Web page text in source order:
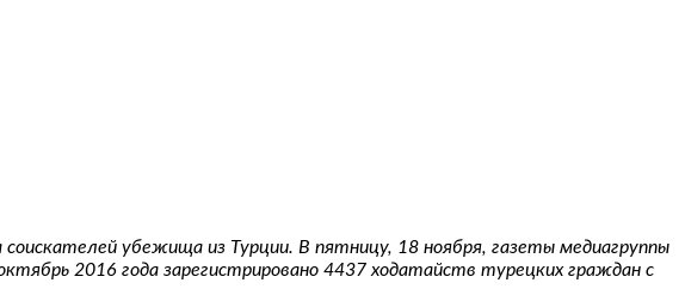
убежища из Турции. В пятницу, 18 ноября, газеты медиагруппы
2016 года зарегистрировано 4437 ходатайств турецких граждан с